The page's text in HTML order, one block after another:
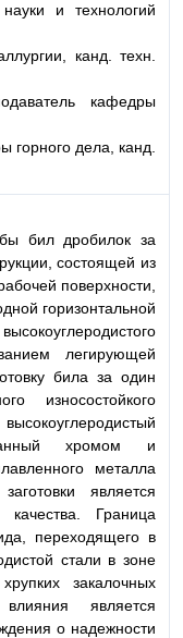
и технологий
канд. техн.
кафедры
горного дела, канд.
бил дробилок за
состоящей из
поверхности,
горизонтальной
легирующей
била за один
износостойкого
хромом и
металла
является
качества. Граница
переходящего в
стали в зоне
закалочных
является
о надежности